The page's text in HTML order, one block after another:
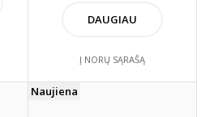
DAUGIAU
Į NORŲ SĄRAŠĄ
Naujiena